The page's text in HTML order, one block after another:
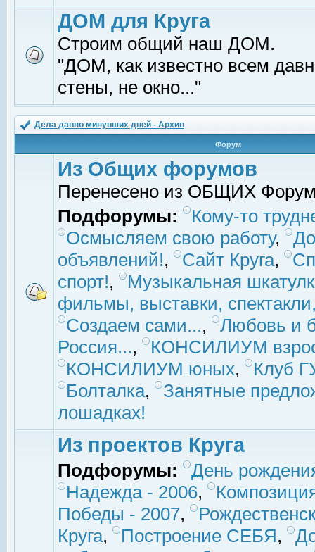
ДОМ для Круга
Строим общий наш ДОМ.
"ДОМ, как известно всем
стены, не окно..."
Дела давно минувших дней - Архив
Форум
Из Общих форумов
Перенесено из ОБЩИХ
Подфорумы:
Кому-то
Осмысляем свою работу,
объявлений!, Сайт Круга,
спорт!,
Музыкальная
фильмы, выставки,
Создаем сами...,
Любовь и
Россия...,
КОНСИЛИУМ
КОНСИЛИУМ юных,
Клуб
Болталка,
Занятные
лошадках!
Из проектов Круга
Подфорумы:
День
Надежда - 2006,
Победы - 2007,
Круга, Построение СЕБЯ,